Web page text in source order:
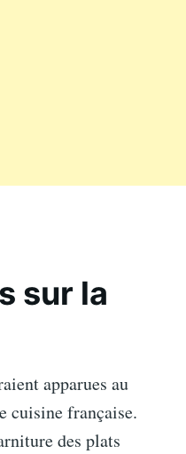
sur la
apparues au
cuisine française.
des plats